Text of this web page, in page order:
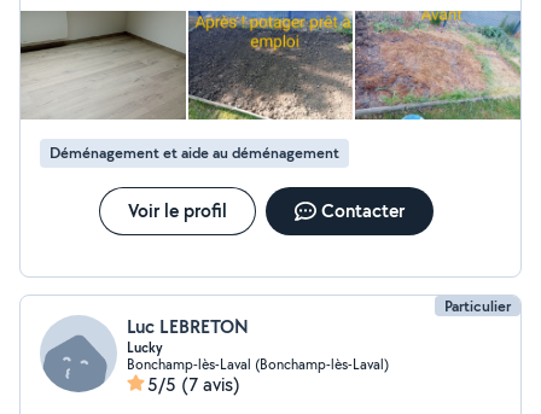
Déménagement et aide au déménagement
Voir le profil Contacter
Particulier
Luc LEBRETON
Lucky
Bonchamp-lès-Laval (Bonchamp-lès-Laval)
5/5 (7 avis)